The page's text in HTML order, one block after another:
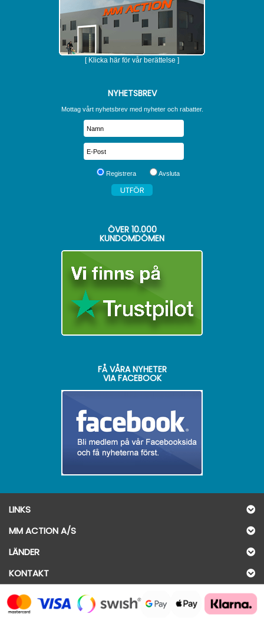
[ Klicka här för vår berättelse ]
NYHETSBREV
Mottag vårt nyhetsbrev med nyheter och rabatter.
Registrera Avsluta
ÖVER 10.000
KUNDOMDÖMEN
FÅ VÅRA NYHETER
VIA FACEBOOK
LINKS
MM ACTION A/S
LÄNDER
KONTAKT